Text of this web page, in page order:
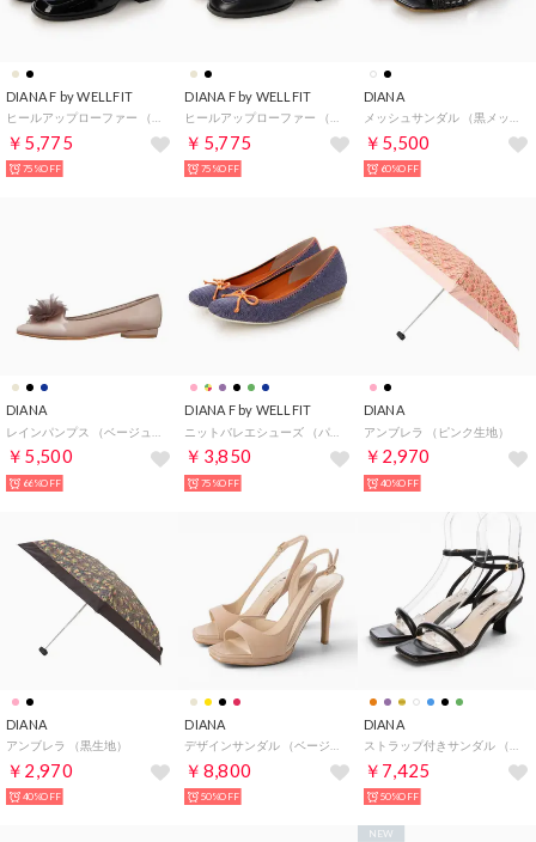
DIANA F by WELLFIT
￥5,775
75%OFF
DIANA F by WELLFIT
￥5,775
75%OFF
DIANA
￥5,500
60%OFF
DIANA
￥5,500
66%OFF
DIANA F by WELLFIT
￥3,850
75%OFF
DIANA
アンブレラ （ピンク生地）
￥2,970
40%OFF
DIANA
アンブレラ （黒生地）
￥2,970
40%OFF
DIANA
￥8,800
50%OFF
DIANA
￥7,425
50%OFF
NEW